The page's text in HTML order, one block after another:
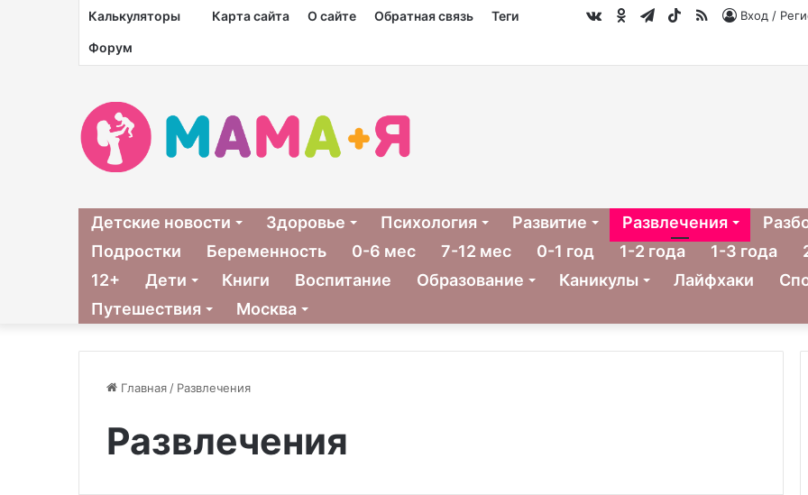
Калькуляторы Карта сайта О сайте Обратная связь Теги
Форум
Вход /
RSS
TikTok
Telegram
Одноклассники
vk.com
Детские новости Здоровье Психология Развитие Развлечения
Подростки
Беременность 0-6 мес 7-12 мес 0-1 год 1-2 года 1-3 года
12+
Дети Книги Воспитание Образование Каникулы Лайфхаки
Путешествия
Москва
Главная / Развлечения
Развлечения
учат